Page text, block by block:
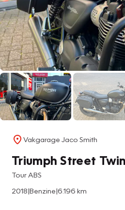
Vakgarage Jaco Smith
Triumph Street Twin
Tour ABS
2018|Benzine|6.196 km